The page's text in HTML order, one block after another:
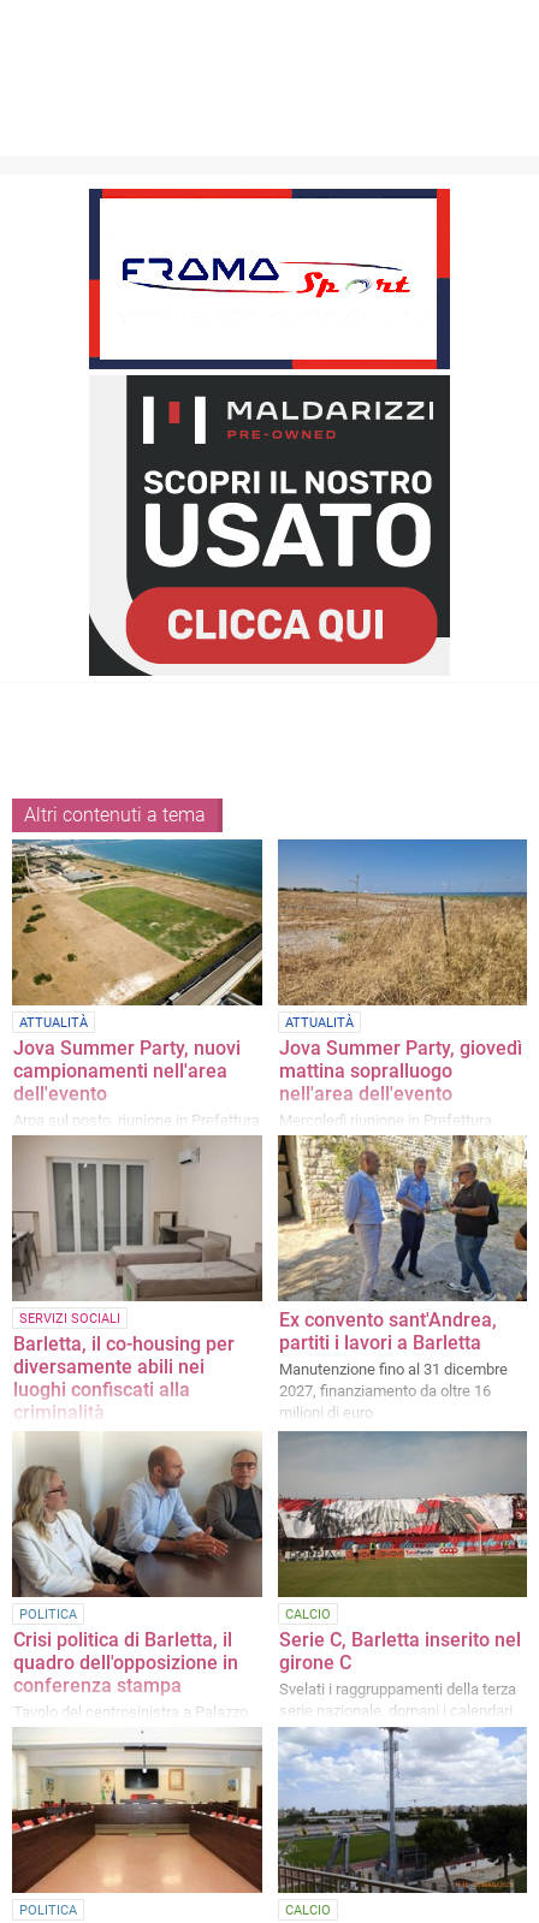
Altri contenuti a tema
ATTUALITÀ
Jova Summer Party, nuovi
campionamenti nell'area
dell'evento
Arpa sul posto, riunione in Prefettura
ATTUALITÀ
Jova Summer Party, giovedì
mattina sopralluogo
nell'area dell'evento
Mercoledì riunione in Prefettura,
filtra ottimismo da Palazzo di Città
SERVIZI SOCIALI
Barletta, il co-housing per
diversamente abili nei
luoghi confiscati alla
criminalità
finanziata con fondi PNRR
Ex convento sant'Andrea,
partiti i lavori a Barletta
Manutenzione fino al 31 dicembre
2027, finanziamento da oltre 16
milioni di euro
POLITICA
Crisi politica di Barletta, il
quadro dell'opposizione in
conferenza stampa
Tavolo del centrosinistra a Palazzo
di Città, le parole di Bruno e Doronzo
CALCIO
Serie C, Barletta inserito nel
girone C
Svelati i raggruppamenti della terza
serie nazionale, domani i calendari
POLITICA CALCIO